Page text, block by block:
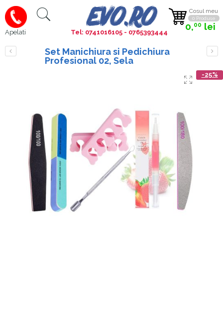
Apelati
Cosul meu
0 Produse
0,00 lei
Tel: 0741016105 - 0765393444
Set Manichiura si Pedichiura
Profesional 02, Sela
-25%